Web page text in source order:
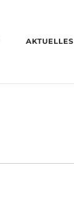
AKTUELLES